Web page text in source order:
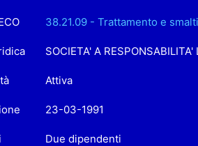
38.21.09 - Trattamento e
SOCIETA' A RESPONSABILITA'
Attiva
23-03-1991
Due dipendenti